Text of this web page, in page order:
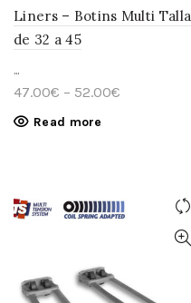
Liners – Botins Multi Talla
de 32 a 45
...
47.00€ – 52.00€
Read more